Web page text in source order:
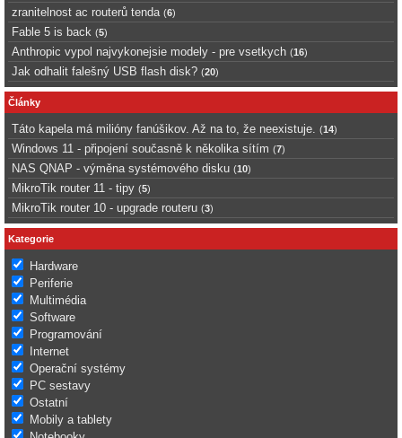
zranitelnost ac routerů tenda (6)
Fable 5 is back (5)
Anthropic vypol najvykonejsie modely - pre vsetkych (16)
Jak odhalit falešný USB flash disk? (20)
Články
Táto kapela má milióny fanúšikov. Až na to, že neexistuje. (14)
Windows 11 - připojení současně k několika sítím (7)
NAS QNAP - výměna systémového disku (10)
MikroTik router 11 - tipy (5)
MikroTik router 10 - upgrade routeru (3)
Kategorie
Hardware
Periferie
Multimédia
Software
Programování
Internet
Operační systémy
PC sestavy
Ostatní
Mobily a tablety